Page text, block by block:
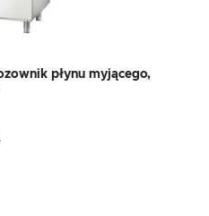
płynu myjącego,